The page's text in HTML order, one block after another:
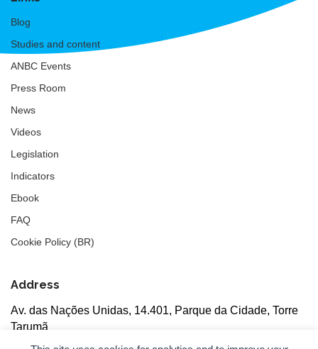
Blog
Studies and content
ANBC Events
Press Room
News
Videos
Legislation
Indicators
Ebook
FAQ
Cookie Policy (BR)
Address
Av. das Nações Unidas, 14.401, Parque da Cidade, Torre
Tarumã
5th floor, rooms 502/503, CEP: 04730-090, São Paulo, SP